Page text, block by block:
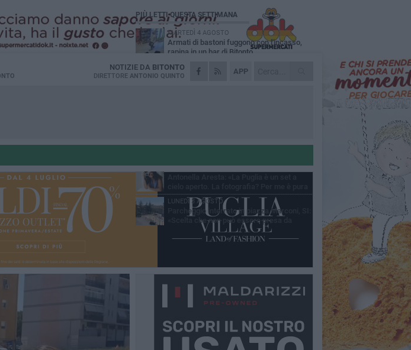
APP
NOTIZIE DA BITONTO
DIRETTORE ANTONIO QUINTO
PIÙ LETTI QUESTA SETTIMANA
MARTEDÌ 4 AGOSTO
Armati di bastoni fuggono con l'incasso,
rapina in un bar di Bitonto
VENERDÌ 31 LUGLIO
Furti d'auto, scoperta la banda tra Bitonto e
Fratelli d'Italia Bitonto: «Vicinanza alla
LUNEDÌ 3 AGOSTO
poesia»
LUNEDÌ 3 AGOSTO
Parcheggio interrato in piazza Marconi, SI:
«Scelta che non può essere presa da